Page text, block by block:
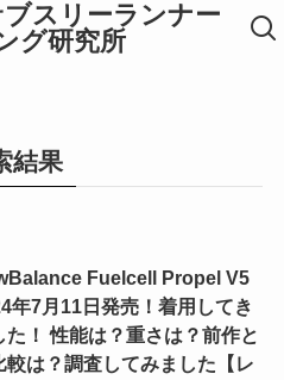
スリーランナー
グ研究所
結果
Fuelcell Propel V5
年7月11日発売！着用してき
た！ 性能は？重さは？前作と
較は？調査してみました【レ